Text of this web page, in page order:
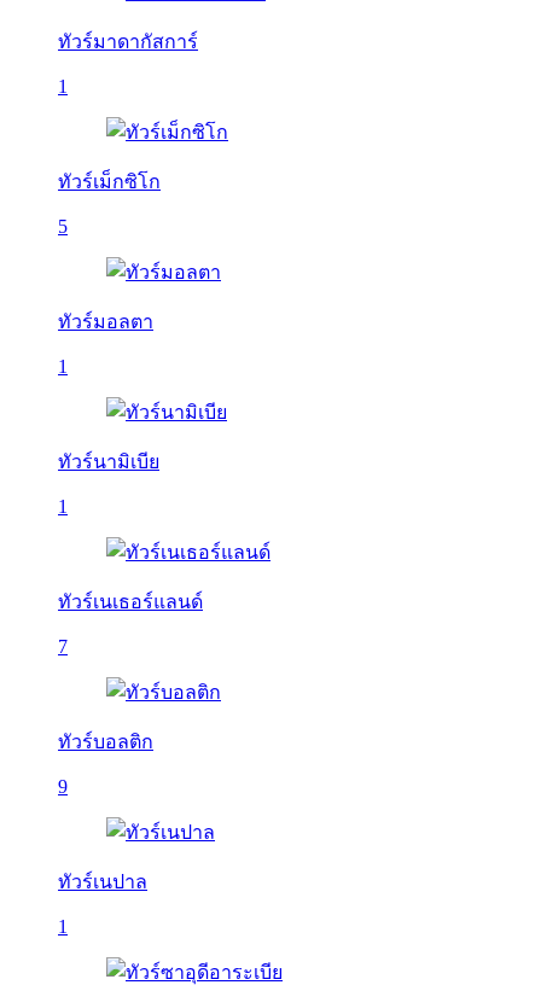
ทัวร์มาดากัสการ์
1
ทัวร์เม็กซิโก
5
ทัวร์มอลตา
1
ทัวร์นามิเบีย
1
ทัวร์เนเธอร์แลนด์
7
ทัวร์บอลติก
9
ทัวร์เนปาล
1